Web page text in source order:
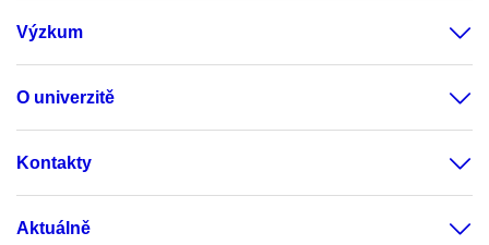
Výzkum
O univerzitě
Kontakty
Aktuálně